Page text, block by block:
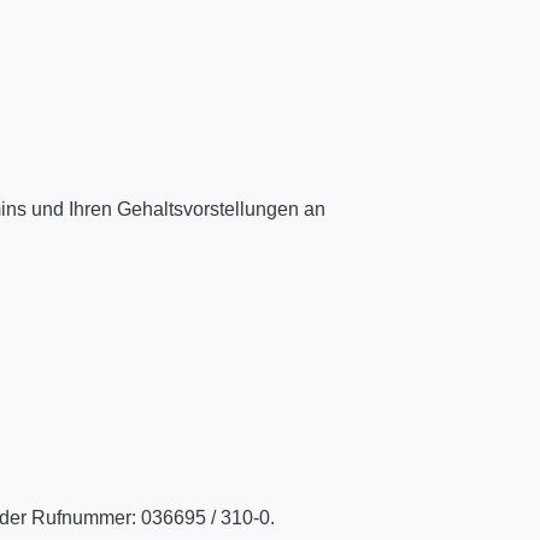
und Ihren Gehaltsvorstellungen an
Rufnummer: 036695 / 310-0.